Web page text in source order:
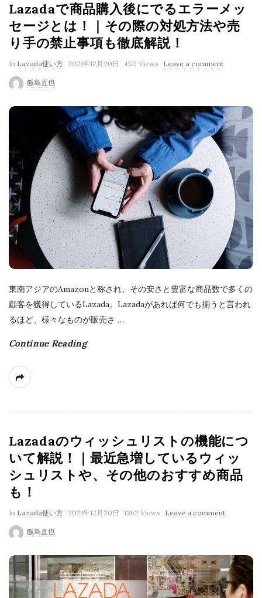
Lazadaで商品購入後にでるエラーメッ
セージとは！｜その際の対処方法や売
り手の禁止事項も徹底解説！
In Lazada使い方 P
l
i
h
D
a
e
2021年12月20日 450 Views Leave a comment
飯島直也
東南アジアのAmazonと称され、その安さと豊富な商品数で多くの
顧客を獲得しているLazada。Lazadaがあれば何でも揃うと言われ
るほど、様々なものが販売さ …
Continue Reading
Lazadaのウィッシュリストの機能につ
いて解説！｜最近急増しているウィッ
シュリストや、その他のおすすめ商品
も！
In Lazada使い方 P
l
i
s
2021年12月20日 1362 Views Leave a comment
飯島直也